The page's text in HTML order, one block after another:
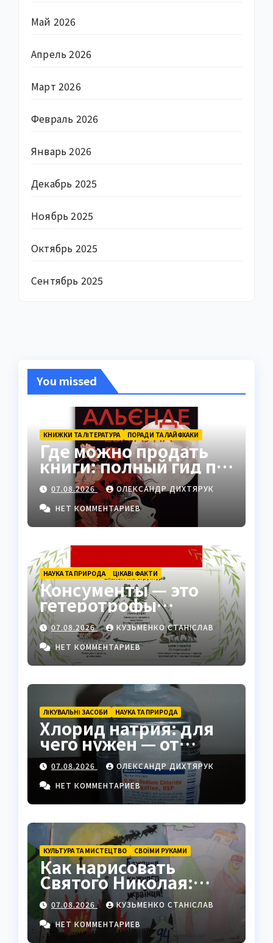
Май 2026
Апрель 2026
Март 2026
Февраль 2026
Январь 2026
Декабрь 2025
Ноябрь 2025
Октябрь 2025
Сентябрь 2025
You missed
КНИЖКИ ТА ЛІТЕРАТУРА ПОРАДИ ТА ЛАЙФХАКИ
Где можно продать
книги: полный гид по
платформам 2026
07.08.2026
ОЛЕКСАНДР ДИХТЯРУК
НЕТ КОММЕНТАРИЕВ
НАУКА ТА ПРИРОДА ЦІКАВІ ФАКТИ
Консументы — это
гетеротрофы
экосистемы
07.08.2026
КУЗЬМЕНКО СТАНІСЛАВ
НЕТ КОММЕНТАРИЕВ
ЛІКУВАЛЬНІ ЗАСОБИ НАУКА ТА ПРИРОДА
Хлорид натрия: для
чего нужен — от
физраствора до
промышленности
07.08.2026
ОЛЕКСАНДР ДИХТЯРУК
НЕТ КОММЕНТАРИЕВ
КУЛЬТУРА ТА МИСТЕЦТВО СВОЇМИ РУКАМИ
Как нарисовать
Святого Николая:
полный пошаговый
гайд с секретами
мастеров
07.08.2026
КУЗЬМЕНКО СТАНІСЛАВ
НЕТ КОММЕНТАРИЕВ